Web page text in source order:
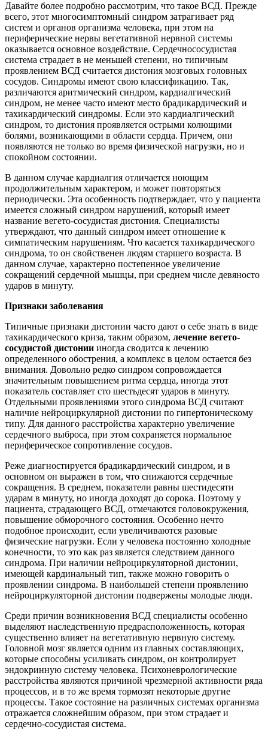
Давайте более подробно рассмотрим, что такое ВСД. Прежде
всего, этот многосимптомный синдром затрагивает ряд
систем и органов организма человека, при этом на
периферические нервы вегетативной нервной системы
оказывается основное воздействие. Сердечнососудистая
система страдает в не меньшей степени, но типичным
проявлением ВСД считается дистония мозговых головных
сосудов. Синдромы имеют свою классификацию. Так,
различаются аритмический синдром, кардиалгический
синдром, не менее часто имеют место брадикардический и
тахикардический синдромы. Если это кардиалгический
синдром, то дистония проявляется острыми колющими
болями, возникающими в области сердца. Причем, они
появляются не только во время физической нагрузки, но и
спокойном состоянии.
В данном случае кардиалгия отличается ноющим
продолжительным характером, и может повторяться
периодически. Эта особенность подтверждает, что у пациента
имеется сложный синдром нарушений, который имеет
название вегето-сосудистая дистония. Специалисты
утверждают, что данный синдром имеет отношение к
симпатическим нарушениям. Что касается тахикардического
синдрома, то он свойственен людям старшего возраста. В
данном случае, характерно постепенное увеличение
сокращений сердечной мышцы, при среднем числе девяносто
ударов в минуту.
Признаки заболевания
Типичные признаки дистонии часто дают о себе знать в виде
тахикардического криза, таким образом, лечение вегето-
сосудистой дистонии иногда сводится к лечению
определенного обострения, а комплекс в целом остается без
внимания. Довольно редко синдром сопровождается
значительным повышением ритма сердца, иногда этот
показатель составляет сто шестьдесят ударов в минуту.
Отдельными проявлениями этого синдрома ВСД считают
наличие нейроциркулярной дистонии по гипертоническому
типу. Для данного расстройства характерно увеличение
сердечного выброса, при этом сохраняется нормальное
периферическое сопротивление сосудов.
Реже диагностируется брадикардический синдром, и в
основном он выражен в том, что снижаются сердечные
сокращения. В среднем, показатели равны шестидесяти
ударам в минуту, но иногда доходят до сорока. Поэтому у
пациента, страдающего ВСД, отмечаются головокружения,
повышение обморочного состояния. Особенно нечто
подобное происходит, если увеличиваются разовые
физические нагрузки. Если у человека постоянно холодные
конечности, то это как раз является следствием данного
синдрома. При наличии нейроциркуляторной дистонии,
имеющей кардинальный тип, также можно говорить о
проявлении синдрома. В наибольшей степени проявлению
нейроциркуляторной дистонии подвержены молодые люди.
Среди причин возникновения ВСД специалисты особенно
выделяют наследственную предрасположенность, которая
существенно влияет на вегетативную нервную систему.
Головной мозг является одним из главных составляющих,
которые способны усиливать синдром, он контролирует
эндокринную систему человека. Психоневрологические
расстройства являются причиной чрезмерной активности ряда
процессов, и в то же время тормозят некоторые другие
процессы. Такое состояние на различных системах организма
отражается сложнейшим образом, при этом страдает и
сердечно-сосудистая система.